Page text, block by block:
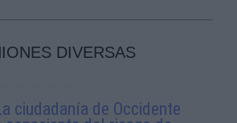
DIVERSAS
ciudadanía de Occidente